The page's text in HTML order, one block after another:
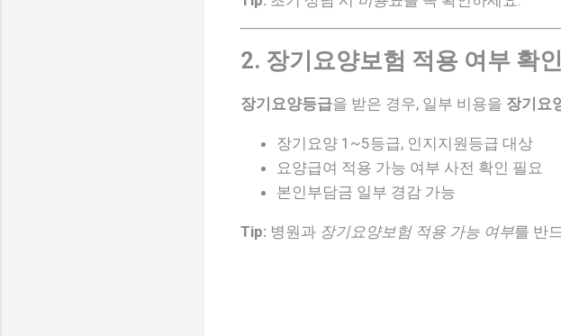
2. 장기요양보험 적용 여부 확인
장기요양등급을 받은 경우, 일부 비용을 장기요
장기요양 1~5등급, 인지지원등급 대상
요양급여 적용 가능 여부 사전 확인 필요
본인부담금 일부 경감 가능
Tip: 병원과 장기요양보험 적용 가능 여부를 반